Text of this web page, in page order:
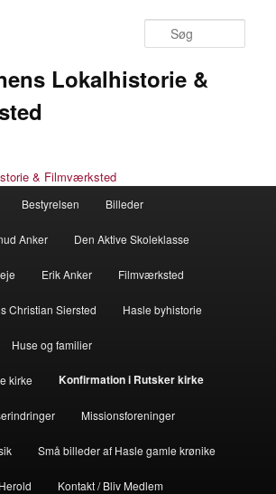
Lokalhistorie &
Bestyrelsen Billeder
Anker Den Aktive Skoleklasse
Erik Anker Filmværksted
Christian Siersted Hasle byhistorie
Huse og familier
kirke Konfirmation i Rutsker kirke
Missionsforeninger
Små billeder af Hasle gamle krønike
Kontakt / Bliv Medlem